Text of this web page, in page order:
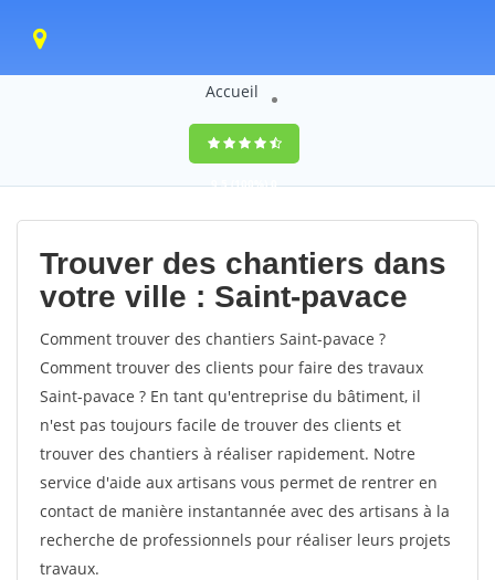
Accueil
9,5(100%)0
votes
Trouver des chantiers dans
votre ville : Saint-pavace
Comment trouver des chantiers Saint-pavace ?
Comment trouver des clients pour faire des travaux
Saint-pavace ? En tant qu'entreprise du bâtiment, il
n'est pas toujours facile de trouver des clients et
trouver des chantiers à réaliser rapidement. Notre
service d'aide aux artisans vous permet de rentrer en
contact de manière instantannée avec des artisans à la
recherche de professionnels pour réaliser leurs projets
travaux.